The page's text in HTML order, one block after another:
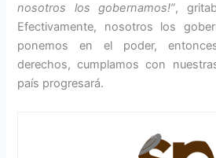
nosotros los gobernamos!”,
Efectivamente, nosotros los
ponemos en el poder,
derechos, cumplamos con
país progresará.